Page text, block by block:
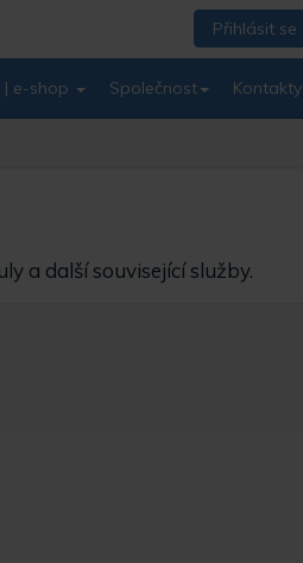
Přihlásit se
| e-shop Společnost Kontakty
a další související služby.